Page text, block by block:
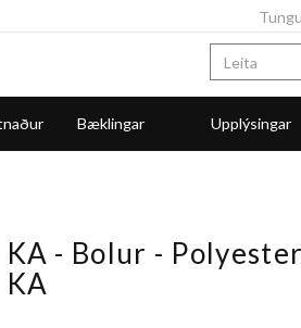
Bæklingar Upplýsingar
KA - Bolur -
KA